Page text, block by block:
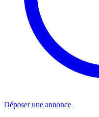
Déposer une annonce